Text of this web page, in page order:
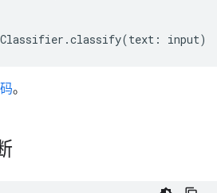
.classify(text : input)
。